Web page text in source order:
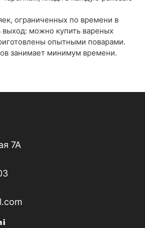
ограниченных по времени в
выход: можно купить вареных
опытными поварами.
занимает минимум времени.
7А